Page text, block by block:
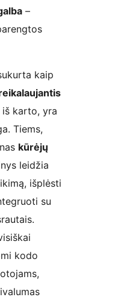
–
kaip
iš karto, yra
Tiems,
kūrėjų
leidžia
išplėsti
su
kodo